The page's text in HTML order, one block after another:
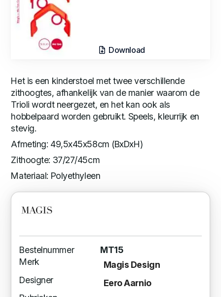
Download
Het is een kinderstoel met twee verschillende
zithoogtes, afhankelijk van de manier waarom de
Trioli wordt neergezet, en het kan ook als
hobbelpaard worden gebruikt. Speels, kleurrijk en
stevig.
Afmeting: 49,5x45x58cm (BxDxH)
Zithoogte: 37/27/45cm
Materiaal: Polyethyleen
Bestelnummer
MT15
Merk
Magis Design
Designer
Eero Aarnio